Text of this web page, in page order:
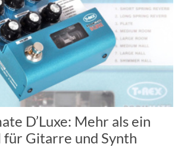
D’Luxe: Mehr als ein
für Gitarre und Synth